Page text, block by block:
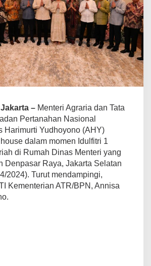
– Menteri Agraria dan Tata
Pertanahan Nasional
Harimurti Yudhoyono (AHY)
dalam momen Idulfitri 1
di Rumah Dinas Menteri yang
Denpasar Raya, Jakarta Selatan
2024). Turut mendampingi,
Kementerian ATR/BPN, Annisa